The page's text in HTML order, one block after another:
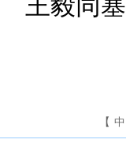
【 中